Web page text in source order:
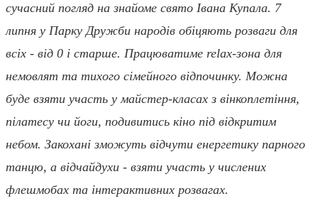
сучасний погляд на знайоме свято Івана Купала. 7
липня у Парку Дружби народів обіцяють розваги для
всіх - від 0 і старше. Працюватиме relax-зона для
немовлят та тихого сімейного відпочинку. Можна
буде взяти участь у майстер-класах з вінкоплетіння,
пілатесу чи йоги, подивитись кіно під відкритим
небом. Закохані зможуть відчути енергетику парного
танцю, а відчайдухи - взяти участь у числених
флешмобах та інтерактивних розвагах.